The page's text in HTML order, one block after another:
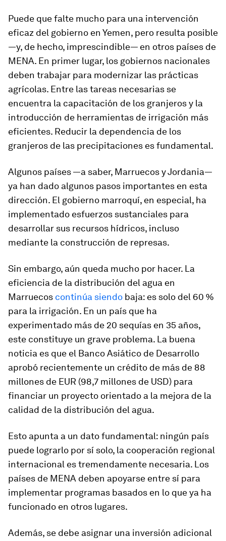
Puede que falte mucho para una intervención
eficaz del gobierno en Yemen, pero resulta posible
—y, de hecho, imprescindible— en otros países de
MENA. En primer lugar, los gobiernos nacionales
deben trabajar para modernizar las prácticas
agrícolas. Entre las tareas necesarias se
encuentra la capacitación de los granjeros y la
introducción de herramientas de irrigación más
eficientes. Reducir la dependencia de los
granjeros de las precipitaciones es fundamental.
Algunos países —a saber, Marruecos y Jordania—
ya han dado algunos pasos importantes en esta
dirección. El gobierno marroquí, en especial, ha
implementado esfuerzos sustanciales para
desarrollar sus recursos hídricos, incluso
mediante la construcción de represas.
Sin embargo, aún queda mucho por hacer. La
eficiencia de la distribución del agua en
Marruecos continúa siendo baja: es solo del 60 %
para la irrigación. En un país que ha
experimentado más de 20 sequías en 35 años,
este constituye un grave problema. La buena
noticia es que el Banco Asiático de Desarrollo
aprobó recientemente un crédito de más de 88
millones de EUR (98,7 millones de USD) para
financiar un proyecto orientado a la mejora de la
calidad de la distribución del agua.
Esto apunta a un dato fundamental: ningún país
puede lograrlo por sí solo, la cooperación regional
internacional es tremendamente necesaria. Los
países de MENA deben apoyarse entre sí para
implementar programas basados en lo que ya ha
funcionado en otros lugares.
Además, se debe asignar una inversión adicional